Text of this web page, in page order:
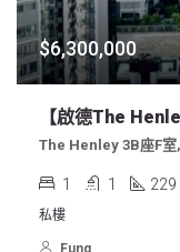
$6,300,000
【啟德The
The Henley 3B座F室
1 1 229
私樓
Fung